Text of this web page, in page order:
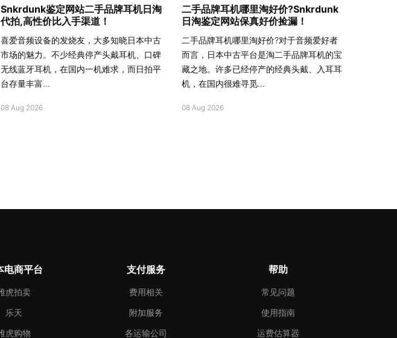
Snkrdunk鉴定网站二手品牌耳机日淘
代拍,高性价比入手渠道！
喜爱音频设备的发烧友，大多知晓日本中古
市场的魅力。不少经典停产头戴耳机、口碑
无线蓝牙耳机，在国内一机难求，而日拍平
台存量丰富...
08 Aug 2026
二手品牌耳机哪里淘好价?Snkrdunk
日淘鉴定网站保真好价捡漏！
二手品牌耳机哪里淘好价?对于音频爱好者
而言，日本中古平台是淘二手品牌耳机的宝
藏之地。许多已经停产的经典头戴、入耳耳
机，在国内很难寻觅...
08 Aug 2026
电商平台
虎拍卖
乐天
虎购物
支付服务
费用相关
附加服务
各运输公司
帮助
常见问题
使用指南
运费估算器